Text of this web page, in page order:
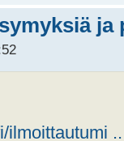
ja
ilmoittautumi